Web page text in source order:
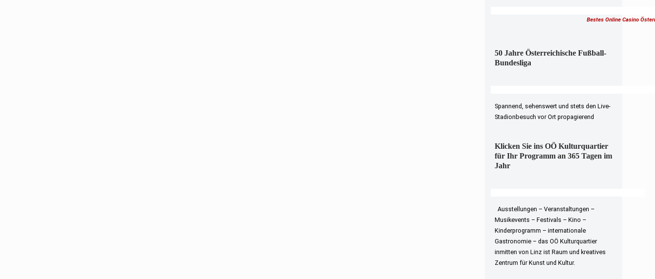
Bestes Online Casino
50 Jahre Österreichische Fußball-
Bundesliga
Spannend, sehenswert und stets den Live-
Stadionbesuch vor Ort propagierend
Klicken Sie ins OÖ Kulturquartier
für Ihr Programm an 365 Tagen im
Jahr
Ausstellungen – Veranstaltungen –
Musikevents – Festivals – Kino –
Kinderprogramm – internationale
Gastronomie – das OÖ Kulturquartier
inmitten von Linz ist Raum und kreatives
Zentrum für Kunst und Kultur.